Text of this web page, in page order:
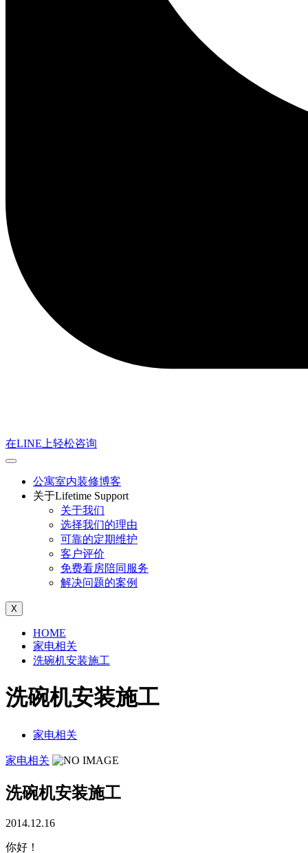
在LINE上轻松咨询
公寓室内装修博客
关于Lifetime Support
关于我们
选择我们的理由
可靠的定期维护
客户评价
免费看房陪同服务
解决问题的案例
X
HOME
家电相关
洗碗机安装施工
洗碗机安装施工
家电相关
家电相关
洗碗机安装施工
2014.12.16
你好！